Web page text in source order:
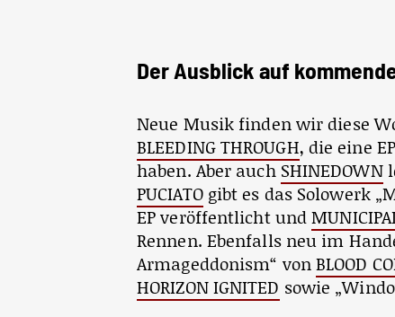
Der Ausblick auf
Neue Musik finden wir diese
BLEEDING THROUGH, die eine
haben. Aber auch SHINEDOWN
PUCIATOgibt es das Solowerk
EP veröffentlicht und
Rennen. Ebenfalls neu im
Armageddonism“ vonBLOOD
HORIZON IGNITED sowie